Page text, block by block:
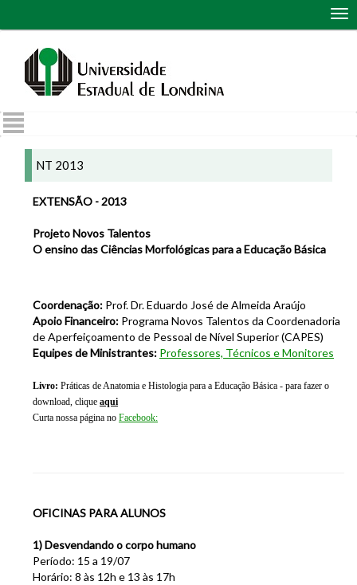
NT 2013
EXTENSÃO - 2013
Projeto Novos Talentos
O ensino das Ciências Morfológicas para a Educação Básica
Coordenação: Prof. Dr. Eduardo José de Almeida Araújo
Apoio Financeiro: Programa Novos Talentos da Coordenadoria
de Aperfeiçoamento de Pessoal de Nível Superior (CAPES)
Equipes de Ministrantes: Professores, Técnicos e Monitores
Livro: Práticas de Anatomia e Histologia para a Educação Básica - para fazer o
download, clique aqui
Curta nossa página no Facebook:
OFICINAS PARA ALUNOS
1) Desvendando o corpo humano
Período: 15 a 19/07
Horário: 8 às 12h e 13 às 17h